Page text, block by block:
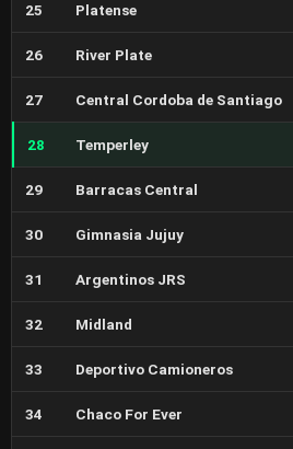
25 Platense
26 River Plate
27 Central Cordoba de Santiago
28 Temperley
29 Barracas Central
30 Gimnasia Jujuy
31 Argentinos JRS
32 Midland
33 Deportivo Camioneros
34 Chaco For Ever